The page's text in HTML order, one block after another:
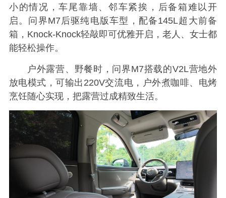
小的情况，车尾靠墙、邻车紧挨，后备箱难以开
启。问界M7后驱纯电版车型，配备145L超大前备
箱，Knock-Knock轻敲即可优雅开启，老人、女士都
能轻松操作。
户外露营、野餐时，问界M7搭载的V2L营地外
放电模式，可输出220V交流电，户外煮咖啡、电烤
烹饪随心实现，把露营过成精致生活。